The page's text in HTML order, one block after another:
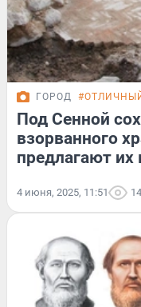
ГОРОД
Под Сенной
взорванного
предлагают
4 июня, 2025, 11:51